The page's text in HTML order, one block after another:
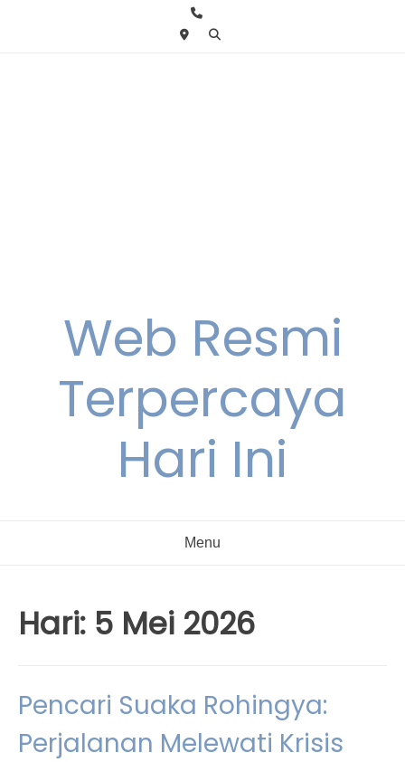
Web Resmi
Terpercaya
Hari Ini
Menu
Hari: 5 Mei 2026
Pencari Suaka Rohingya:
Perjalanan Melewati Krisis